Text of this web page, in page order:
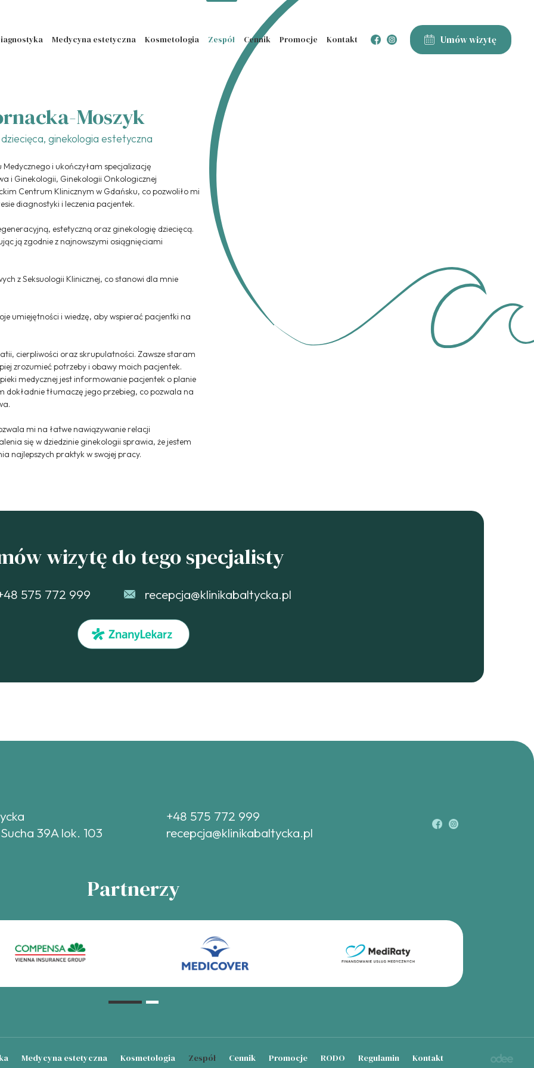
Medycyna estetyczna Kosmetologia Zespół Cennik Promocje Kontakt Umów wizytę
Moszyk
ginekologia estetyczna
i ukończyłam specjalizację
i Ginekologii, Ginekologii Onkologicznej
Centrum Klinicznym w Gdańsku, co pozwoliło mi
diagnostyki i leczenia pacjentek.
estetyczną oraz ginekologię dziecięcą.
ją zgodnie z najnowszymi osiągnięciami
z Seksuologii Klinicznej, co stanowi dla mnie
umiejętności i wiedzę, aby wspierać pacjentki na
cierpliwości oraz skrupulatności. Zawsze staram
zrozumieć potrzeby i obawy moich pacjentek.
medycznej jest informowanie pacjentek o planie
dokładnie tłumaczę jego przebieg, co pozwala na
mi na łatwe nawiązywanie relacji
się w dziedzinie ginekologii sprawia, że jestem
najlepszych praktyk w swojej pracy.
wizytę do tego specjalisty
575 772 999 recepcja@klinikabaltycka.pl
39A lok. 103
+48 575 772 999
recepcja@klinikabaltycka.pl
Partnerzy
Medycyna estetyczna Kosmetologia Zespół Cennik Promocje RODO Regulamin Kontakt